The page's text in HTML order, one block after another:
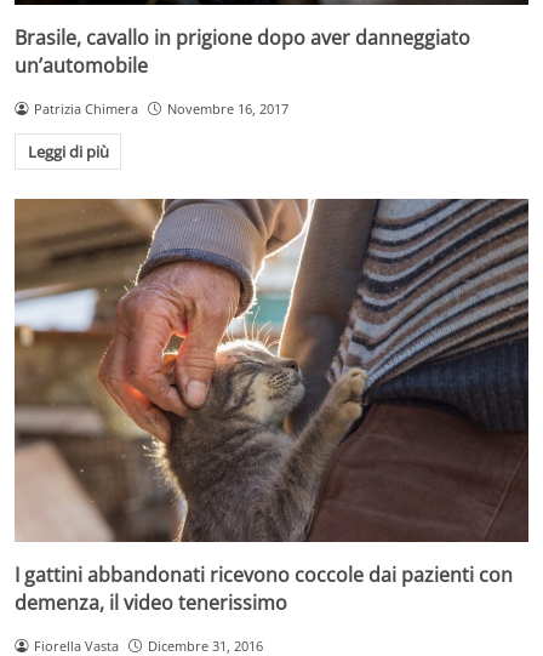
Brasile, cavallo in prigione dopo aver danneggiato
un’automobile
Patrizia Chimera Novembre 16, 2017
Leggi di più
I gattini abbandonati ricevono coccole dai pazienti con
demenza, il video tenerissimo
Fiorella Vasta Dicembre 31, 2016